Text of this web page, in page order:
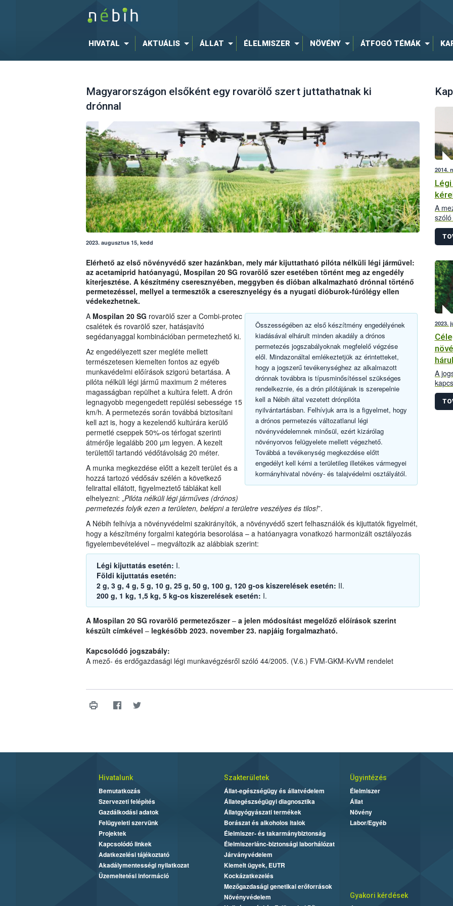
HIVATAL AKTUÁLIS ÁLLAT ÉLELMISZER NÖVÉNY ÁTFOGÓ TÉMÁK
Magyarországon elsőként egy rovarölő szert juttathatnak ki
drónnal
2023. augusztus 15, kedd
Elérhető az első növényvédő szer hazánkban, mely már kijuttatható pilóta nélküli légi járművel:
az acetamiprid hatóanyagú, Mospilan 20 SG rovarölő szer esetében történt meg az engedély
kiterjesztése. A készítmény cseresznyében, meggyben és dióban alkalmazható drónnal történő
permetezéssel, mellyel a termesztők a cseresznyelégy és a nyugati dióburok-fúrólégy ellen
védekezhetnek.
Összességében az első készítmény engedélyének
kiadásával elhárult minden akadály a drónos
permetezés jogszabályoknak megfelelő végzése
elől. Mindazonáltal emlékeztetjük az érintetteket,
hogy a jogszerű tevékenységhez az alkalmazott
drónnak továbbra is típusminősítéssel szükséges
rendelkeznie, és a drón pilótájának is szerepelnie
kell a Nébih által vezetett drónpilóta
nyilvántartásban. Felhívjuk arra is a figyelmet, hogy
a drónos permetezés változatlanul légi
növényvédelemnek minősül, ezért kizárólag
növényorvos felügyelete mellett végezhető.
Továbbá a tevékenység megkezdése előtt
engedélyt kell kérni a területileg illetékes vármegyei
kormányhivatal növény- és talajvédelmi osztályától.
AMospilan 20 SG rovarölő szer a Combi-protec
csalétek és rovarölő szer, hatásjavító
segédanyaggal kombinációban permetezhető ki.
Az engedélyezett szer megléte mellett
természetesen kiemelten fontos az egyéb
munkavédelmi előírások szigorú betartása. A
pilóta nélküli légi jármű maximum 2 méteres
magasságban repülhet a kultúra felett. A drón
legnagyobb megengedett repülési sebessége 15
km/h. A permetezés során továbbá biztosítani
kell azt is, hogy a kezelendő kultúrára kerülő
permetlé cseppek 50%-os térfogat szerinti
átmérője legalább 200 µm legyen. A kezelt
területtől tartandó védőtávolság 20 méter.
A munka megkezdése előtt a kezelt terület és a
hozzá tartozó védősáv szélén a következő
felirattal ellátott, figyelmeztető táblákat kell
elhelyezni: „Pilóta nélküli légi járműves (drónos)
permetezés folyik ezen a területen, belépni a területre veszélyes és tilos!”.
A Nébih felhívja a növényvédelmi szakirányítók, a növényvédő szert felhasználók és kijuttatók figyelmét,
hogy a készítmény forgalmi kategória besorolása – a hatóanyagra vonatkozó harmonizált osztályozás
figyelembevételével – megváltozik az alábbiak szerint:
Légi kijuttatás esetén: I.
Földi kijuttatás esetén:
2 g, 3 g, 4 g, 5 g, 10 g, 25 g, 50 g, 100 g, 120 g-os kiszerelések esetén: II.
200 g, 1 kg, 1,5 kg, 5 kg-os kiszerelések esetén: I.
A Mospilan 20 SG rovarölő permetezőszer– a jelen módosítást megelőző előírások szerint
készült címkével –legkésőbb 2023. november 23. napjáig forgalmazható.
Kapcsolódó jogszabály:
A mező- és erdőgazdasági légi munkavégzésről szóló 44/2005. (V.6.) FVM-GKM-KvVM rendelet
2014.
A
2023.
A
Az
Hivatalunk
Bemutatkozás
Szervezeti felépítés
Gazdálkodási adatok
Felügyeleti szervünk
Projektek
Kapcsolódó linkek
Adatkezelési tájékoztató
Akadálymentességi nyilatkozat
Üzemeltetési információ
Szakterületek
Állat-egészségügy és állatvédelem
Állategészségügyi diagnosztika
Állatgyógyászati termékek
Borászat és alkoholos italok
Élelmiszer- és takarmánybiztonság
Élelmiszerlánc-biztonsági laborhálózat
Járványvédelem
Kiemelt ügyek, EUTR
Kockázatkezelés
Mezőgazdasági genetikai erőforrások
Növényvédelem
Ügyintézés
Élelmiszer
Állat
Növény
Labor/Egyéb
Gyakori kérdések